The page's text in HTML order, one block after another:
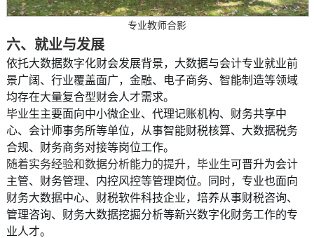
专业教师合影
六、就业与发展
依托大数据数字化财会发展背景，大数据与会计专业就业前
景广阔、行业覆盖面广，金融、电子商务、智能制造等领域
均存在大量复合型财会人才需求。
毕业生主要面向中小微企业、代理记账机构、财务共享中
心、会计师事务所等单位，从事智能财税核算、大数据税务
合规、财务商务对接等岗位工作。
随着实务经验和数据分析能力的提升，毕业生可晋升为会计
主管、财务管理、内控风控等管理岗位。同时，专业也面向
财务大数据中心、财税软件科技企业，培养从事财税咨询、
管理咨询、财务大数据挖掘分析等新兴数字化财务工作的专
业人才。